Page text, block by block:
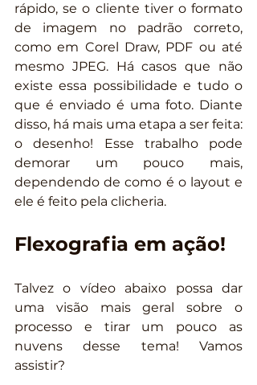
rápido, se o cliente tiver o formato
de imagem no padrão correto,
como em Corel Draw, PDF ou até
mesmo JPEG. Há casos que não
existe essa possibilidade e tudo o
que é enviado é uma foto. Diante
disso, há mais uma etapa a ser feita:
o desenho! Esse trabalho pode
demorar um pouco mais,
dependendo de como é o layout e
ele é feito pela clicheria.
Flexografia em ação!
Talvez o vídeo abaixo possa dar
uma visão mais geral sobre o
processo e tirar um pouco as
nuvens desse tema! Vamos
assistir?